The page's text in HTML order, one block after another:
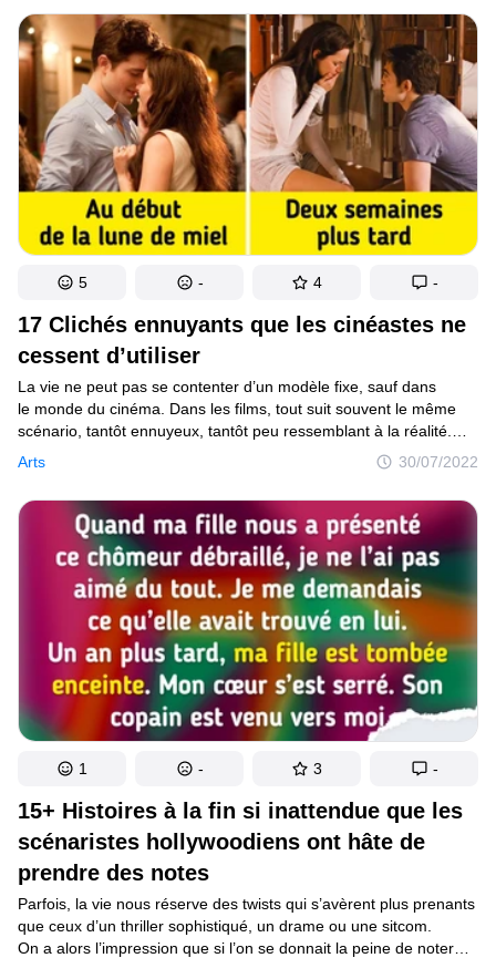
de commencer, tu ferais mieux de prendre un papier et un crayon
pour comptabiliser tes points. À la fin, tu feras la somme de tes
points et tu découvriras quelle créature guide ton esprit.
Maintenant, allons-y !
17 Clichés ennuyants que les cinéastes ne
cessent d’utiliser
Arts 30/07/2022
La vie ne peut pas se contenter d’un modèle fixe, sauf dans
le monde du cinéma. Dans les films, tout suit souvent le même
scénario, tantôt ennuyeux, tantôt peu ressemblant à la réalité.
Dans la fiction, le matin, tout le monde est en alerte, les écoliers
ont l’air heureux tout le temps, et les jeunes hommes ordinaires
se trouvent de belles copines.
5 - 4 -
15+ Histoires à la fin si inattendue que les
scénaristes hollywoodiens ont hâte de
prendre des notes
Parfois, la vie nous réserve des twists qui s’avèrent plus prenants
que ceux d’un thriller sophistiqué, un drame ou une sitcom.
On a alors l’impression que si l’on se donnait la peine de noter
1 - 3 -